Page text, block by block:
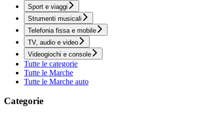
Sport e viaggi
Strumenti musicali
Telefonia fissa e mobile
TV, audio e video
Videogiochi e console
Tutte le categorie
Tutte le Marche
Tutte le Marche auto
Categorie